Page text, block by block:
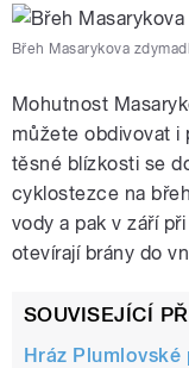
Břeh Masarykova
Mohutnost
můžete obdivovat i
těsné blízkosti se
cyklostezce na
vody a pak v září
otevírají brány do
SOUVISEJÍCÍ
Hráz